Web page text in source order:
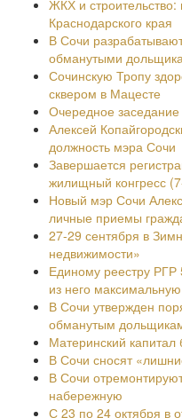
ЖКХ и
Краснодарского края
В Сочи
обманутыми
Сочинскую Тропу
сквером в Мацесте
Очередное
Алексей
должность мэра Сочи
Завершается
жилищный конгресс
Новый мэр Сочи
личные приемы
27-29 сентября в
недвижимости»
Единому реестру РГР
из него
В Сочи утвержден
обманутым
Материнский капитал
В Сочи сносят
В Сочи
набережную
С 23 по 24 октября в